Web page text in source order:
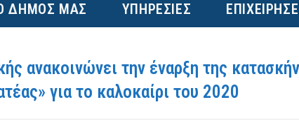
ΔΗΜΟΣ ΜΑΣ ΥΠΗΡΕΣΙΕΣ
ανακοινώνει την έναρξη της
για το καλοκαίρι του 2020